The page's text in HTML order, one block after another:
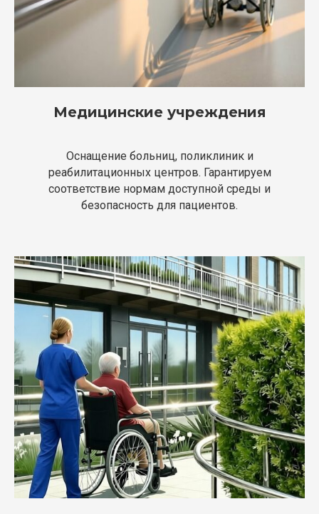
Медицинские учреждения
Оснащение больниц, поликлиник и
реабилитационных центров. Гарантируем
соответствие нормам доступной среды и
безопасность для пациентов.